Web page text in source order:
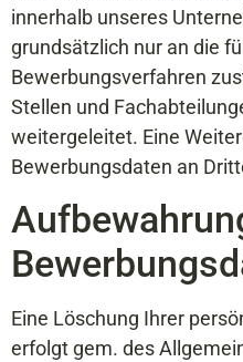
innerhalb unseres
grundsätzlich nur an die
Bewerbungsverfahren
Stellen und
weitergeleitet. Eine
Bewerbungsdaten an
Eine Löschung Ihrer
erfolgt gem. des